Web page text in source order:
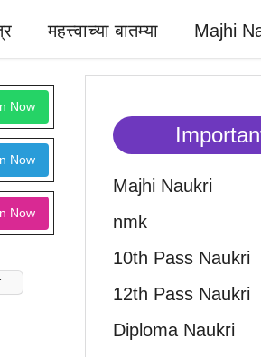
महत्त्वाच्या बातम्या Majhi
Now
Now
Now
Majhi Naukri
nmk
10th Pass Naukri
12th Pass Naukri
Diploma Naukri